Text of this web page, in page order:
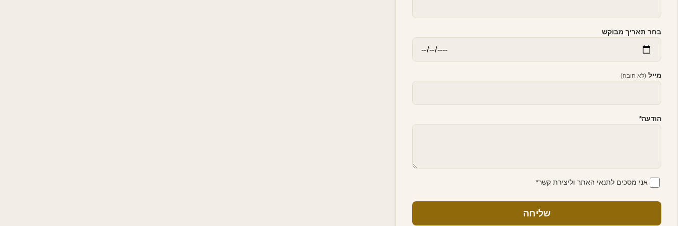
בחר תאריך מבוקש
מייל (לא חובה)
הודעה*
אני מסכים לתנאי האתר וליצירת קשר*
שליחה